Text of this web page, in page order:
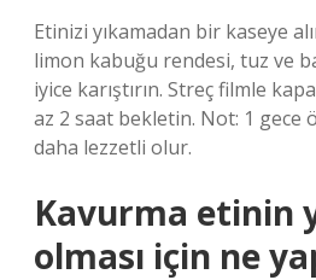
Etinizi yıkamadan bir kaseye
limon kabuğu rendesi, tuz ve
iyice karıştırın. Streç filmle
az 2 saat bekletin. Not: 1 gece
daha lezzetli olur.
Kavurma etinin
olması için ne